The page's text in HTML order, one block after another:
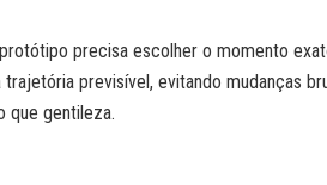
precisa escolher o momento
trajetória previsível, evitando mudanças
que gentileza.